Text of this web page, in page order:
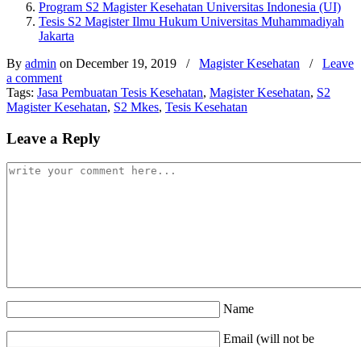
Program S2 Magister Kesehatan Universitas Indonesia (UI)
Tesis S2 Magister Ilmu Hukum Universitas Muhammadiyah
Jakarta
By admin on December 19, 2019 / Magister Kesehatan / Leave
a comment
Tags: Jasa Pembuatan Tesis Kesehatan, Magister Kesehatan, S2
Magister Kesehatan, S2 Mkes, Tesis Kesehatan
Leave a Reply
Name
Email (will not be